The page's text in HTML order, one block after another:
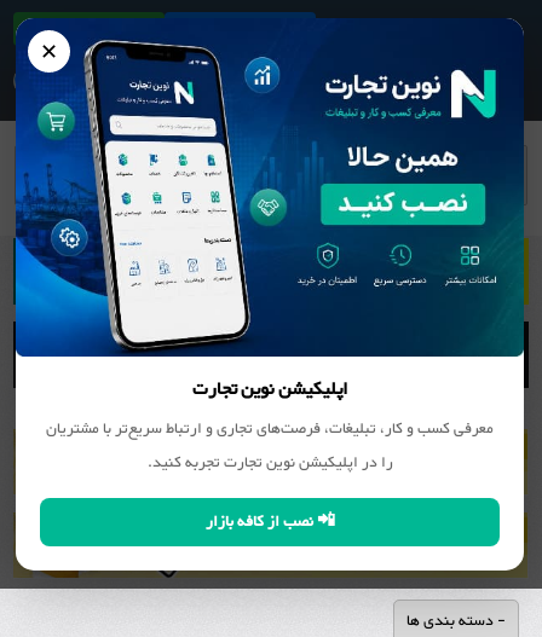
✕
اپلیکیشن نوین تجارت
معرفی کسب و کار، تبلیغات، فرصت‌های تجاری و ارتباط سریع‌تر با مشتریان
را در اپلیکیشن نوین تجارت تجربه کنید.
📲 نصب از کافه بازار
دانلود اپلیکیشن
بانک مشاغل وسایل نقلیه موتوری وسایل نقلیه موتوری
- دسته بندی ها